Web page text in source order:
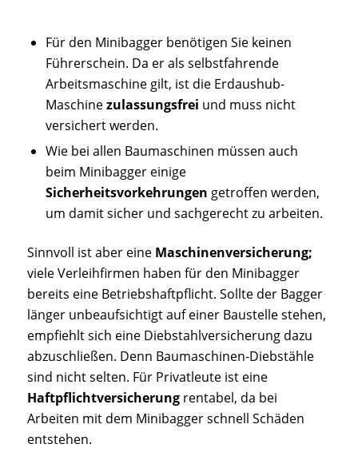
Für den Minibagger benötigen Sie keinen
Führerschein. Da er als selbstfahrende
Arbeitsmaschine gilt, ist die Erdaushub-
Maschinezulassungsfrei und muss nicht
versichert werden.
Wie bei allen Baumaschinen müssen auch
beim Minibagger einige
Sicherheitsvorkehrungen getroffen werden,
um damit sicher und sachgerecht zu arbeiten.
Sinnvoll ist aber eine Maschinenversicherung;
viele Verleihfirmen haben für den Minibagger
bereits eine Betriebshaftpflicht. Sollte der Bagger
länger unbeaufsichtigt auf einer Baustelle stehen,
empfiehlt sich eine Diebstahlversicherung dazu
abzuschließen. Denn Baumaschinen-Diebstähle
sind nicht selten. Für Privatleute ist eine
Haftpflichtversicherungrentabel, da bei
Arbeiten mit dem Minibagger schnell Schäden
entstehen.